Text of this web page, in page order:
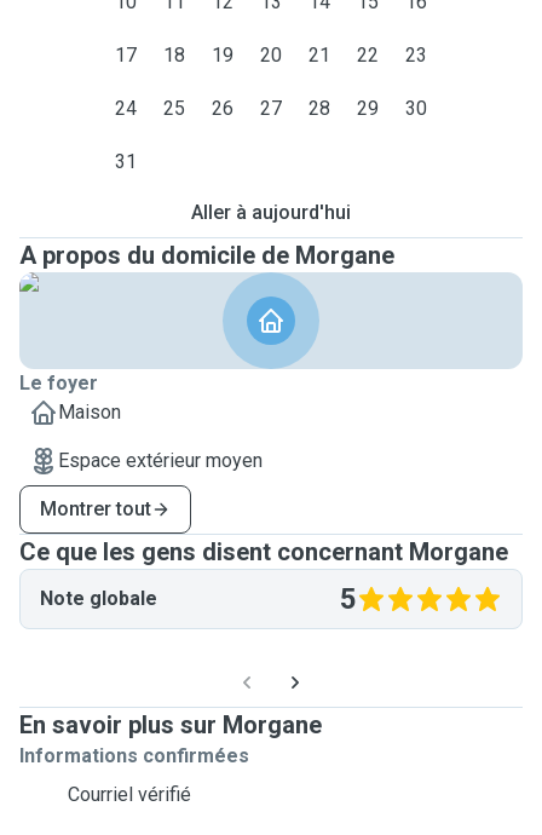
17 18 19 20 21 22 23
24 25 26 27 28 29 30
31
Aller à aujourd'hui
A propos du domicile de Morgane
Le foyer
Maison
Espace extérieur moyen
Montrer tout
Ce que les gens disent concernant Morgane
Note globale 5
En savoir plus sur Morgane
Informations confirmées
Courriel vérifié